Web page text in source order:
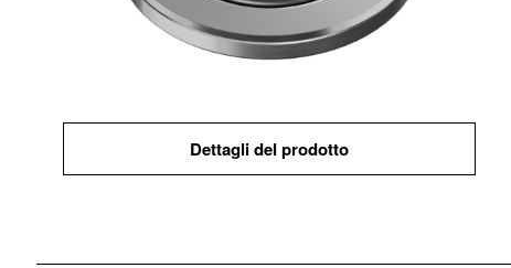
Dettagli del prodotto